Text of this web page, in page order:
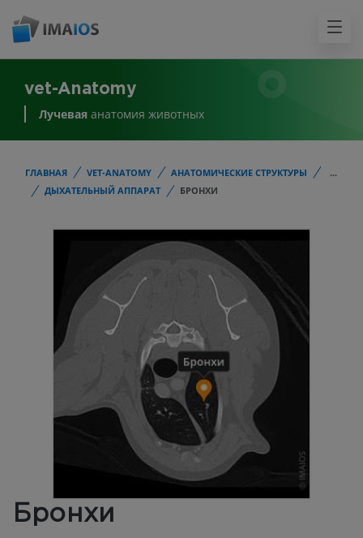
vet-Anatomy
Лучевая анатомия животных
ГЛАВНАЯ VET-ANATOMY АНАТОМИЧЕСКИЕ СТРУКТУРЫ
...
ДЫХАТЕЛЬНЫЙ АППАРАТ
БРОНХИ
Бронхи